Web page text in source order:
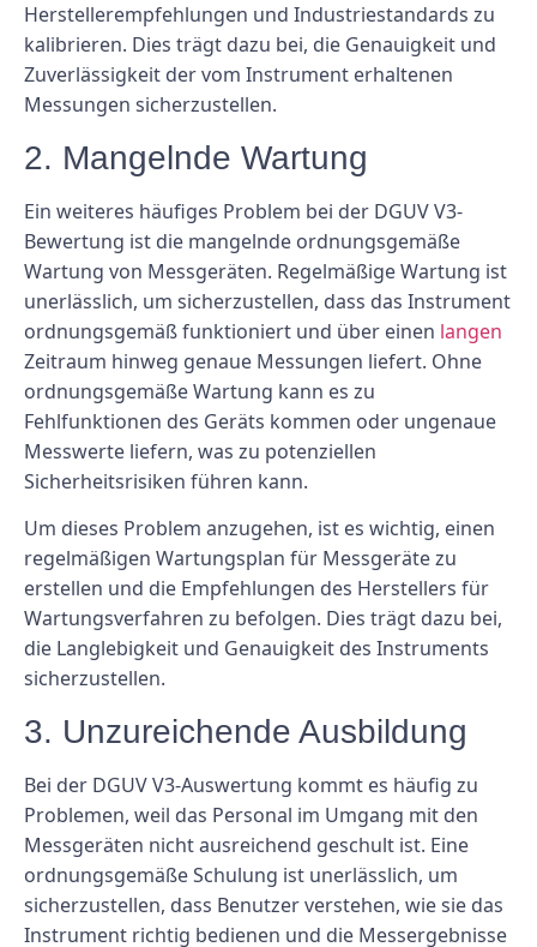
Herstellerempfehlungen und Industriestandards zu
kalibrieren. Dies trägt dazu bei, die Genauigkeit und
Zuverlässigkeit der vom Instrument erhaltenen
Messungen sicherzustellen.
2. Mangelnde Wartung
Ein weiteres häufiges Problem bei der DGUV V3-
Bewertung ist die mangelnde ordnungsgemäße
Wartung von Messgeräten. Regelmäßige Wartung ist
unerlässlich, um sicherzustellen, dass das Instrument
ordnungsgemäß funktioniert und über einen langen
Zeitraum hinweg genaue Messungen liefert. Ohne
ordnungsgemäße Wartung kann es zu
Fehlfunktionen des Geräts kommen oder ungenaue
Messwerte liefern, was zu potenziellen
Sicherheitsrisiken führen kann.
Um dieses Problem anzugehen, ist es wichtig, einen
regelmäßigen Wartungsplan für Messgeräte zu
erstellen und die Empfehlungen des Herstellers für
Wartungsverfahren zu befolgen. Dies trägt dazu bei,
die Langlebigkeit und Genauigkeit des Instruments
sicherzustellen.
3. Unzureichende Ausbildung
Bei der DGUV V3-Auswertung kommt es häufig zu
Problemen, weil das Personal im Umgang mit den
Messgeräten nicht ausreichend geschult ist. Eine
ordnungsgemäße Schulung ist unerlässlich, um
sicherzustellen, dass Benutzer verstehen, wie sie das
Instrument richtig bedienen und die Messergebnisse